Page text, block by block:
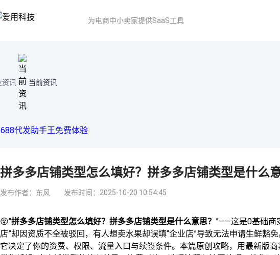
为电商中小卖家提供SaaS工具
资讯 当前资讯
拼多多店铺类型怎么填好？拼多多店铺类型是什么
发布作者：东风 发布时间：2025-10-20 10:54:45
😵“拼多多店铺类型怎么填好？拼多多店铺类型是什么意思？ ”——这是0基础商
店”却因资质不全被驳回，有人想卖水果却误填“企业店”导致无法申请生鲜豁
它决定了你的资费、权限、流量入口与续签条件。本篇原创攻略，用最新版